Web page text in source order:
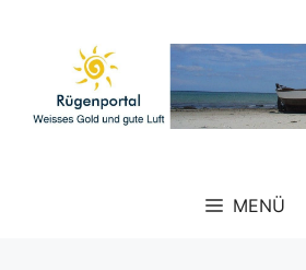
springen
MENÜ